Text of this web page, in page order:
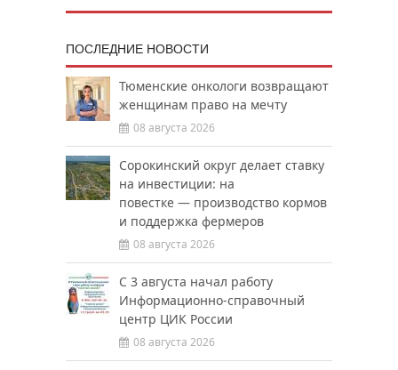
ПОСЛЕДНИЕ НОВОСТИ
Тюменские онкологи возвращают
женщинам право на мечту
08 августа 2026
Сорокинский округ делает ставку
на инвестиции: на
повестке — производство кормов
и поддержка фермеров
08 августа 2026
С 3 августа начал работу
Информационно-справочный
центр ЦИК России
08 августа 2026